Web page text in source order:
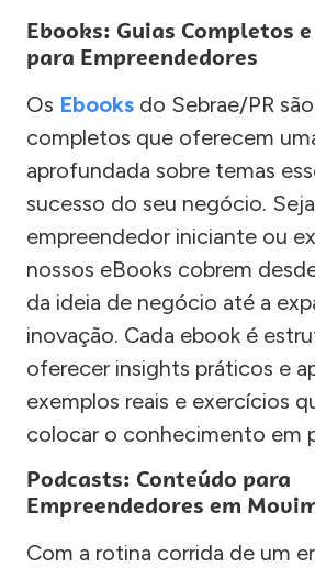
Ebooks: Guias Completos
para Empreendedores
Os Ebooks do Sebrae/PR
completos que oferecem
aprofundada sobre temas
sucesso do seu negócio.
empreendedor iniciante ou
nossos eBooks cobrem
da ideia de negócio até a
inovação. Cada ebook é
oferecer insights práticos e
exemplos reais e exercícios
colocar o conhecimento em
Podcasts: Conteúdo para
Empreendedores em
Com a rotina corrida de um